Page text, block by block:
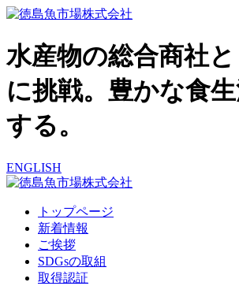
水産物の総合商社
に挑戦。豊かな食
する。
ENGLISH
トップページ
新着情報
ご挨拶
SDGsの取組
取得認証